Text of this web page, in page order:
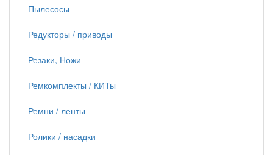
Пылесосы
Редукторы / приводы
Резаки, Ножи
Ремкомплекты / КИТы
Ремни / ленты
Ролики / насадки